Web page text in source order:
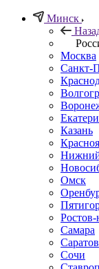
Минск
Москва
Санкт-
Казань
Омск
Самара
Саратов
Сочи